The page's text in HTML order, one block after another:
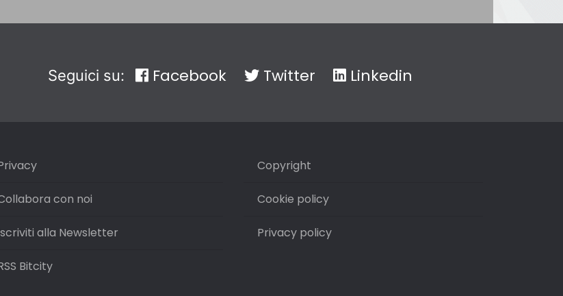
Seguici su: Facebook Twitter Linkedin
con noi
alla Newsletter
Bitcity
Copyright
Cookie policy
Privacy policy